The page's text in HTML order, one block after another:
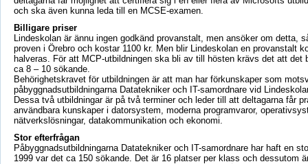
och ska även kunna leda till en MCSE-examen.
Billigare priser
Lindeskolan är ännu ingen godkänd provanstalt, men ansöker om detta,
proven i Örebro och kostar 1100 kr. Men blir Lindeskolan en provanstalt
halveras. För att MCP-utbildningen ska bli av till hösten krävs det att det
ca 8 – 10 sökande.
Behörighetskravet för utbildningen är att man har förkunskaper som
påbyggnadsutbildningarna Datatekniker och IT-samordnare vid
Dessa två utbildningar är på två terminer och leder till att deltagarna får
användbara kunskaper i datorsystem, moderna programvaror,
nätverkslösningar, datakommunikation och ekonomi.
Stor efterfrågan
Påbyggnadsutbildningarna Datatekniker och IT-samordnare har haft en
1999 var det ca 150 sökande. Det är 16 platser per klass och dessutom